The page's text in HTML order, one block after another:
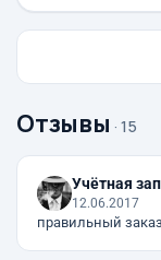
Отзывы · 15
Учётная
12.06.2017
правильный